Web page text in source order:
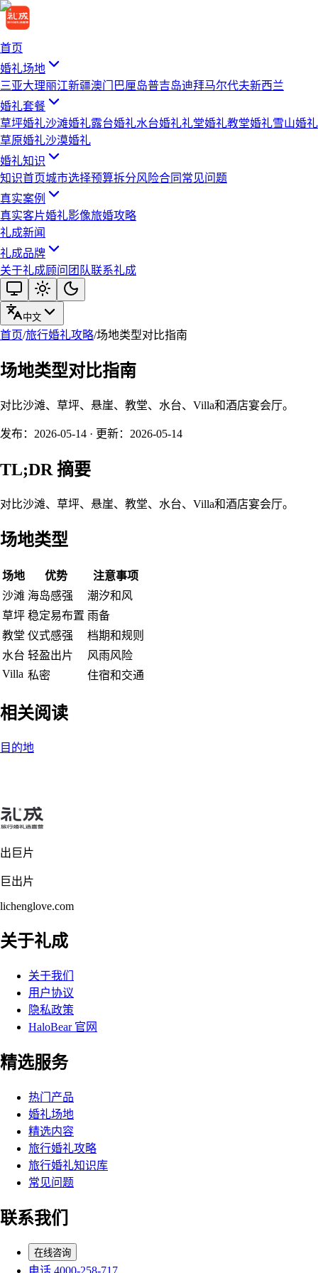
首页
婚礼场地
三亚大理丽江新疆澳门 巴厘岛普吉岛迪拜马尔代夫新西兰
婚礼套餐
草坪婚礼沙滩婚礼露台婚礼水台婚礼礼堂婚礼教堂婚礼雪山婚礼
草原婚礼沙漠婚礼
婚礼知识
知识首页城市选择预算拆分风险合同 常见问题
真实案例
真实客片婚礼影像旅婚攻略
礼成新闻
礼成品牌
关于礼成顾问团队联系礼成
中文
首页/旅行婚礼攻略/场地类型对比指南
场地类型对比指南
对比沙滩、草坪、悬崖、教堂、水台、Villa和酒店宴会厅。
发布： 2026-05-14 · 更新： 2026-05-14
TL;DR 摘要
对比沙滩、草坪、悬崖、教堂、水台、Villa和酒店宴会厅。
场地类型
场地 优势
注意事项
沙滩 海岛感强
潮汐和风
草坪 稳定易布置 雨备
教堂 仪式感强
档期和规则
水台 轻盈出片
风雨风险
Villa 私密 住宿和交通
相关阅读
目的地
出巨片
巨出片
lichenglove.com
关于礼成
关于我们
用户协议
隐私政策
HaloBear 官网
精选服务
热门产品
婚礼场地
精选内容
旅行婚礼攻略
旅行婚礼知识库
常见问题
联系我们
在线咨询
电话 4000-258-717